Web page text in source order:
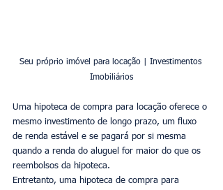
Seu próprio imóvel para locação | Investimentos
Imobiliários
Uma hipoteca de compra para locação oferece o
mesmo investimento de longo prazo, um fluxo
de renda estável e se pagará por si mesma
quando a renda do aluguel for maior do que os
reembolsos da hipoteca.
Entretanto, uma hipoteca de compra para